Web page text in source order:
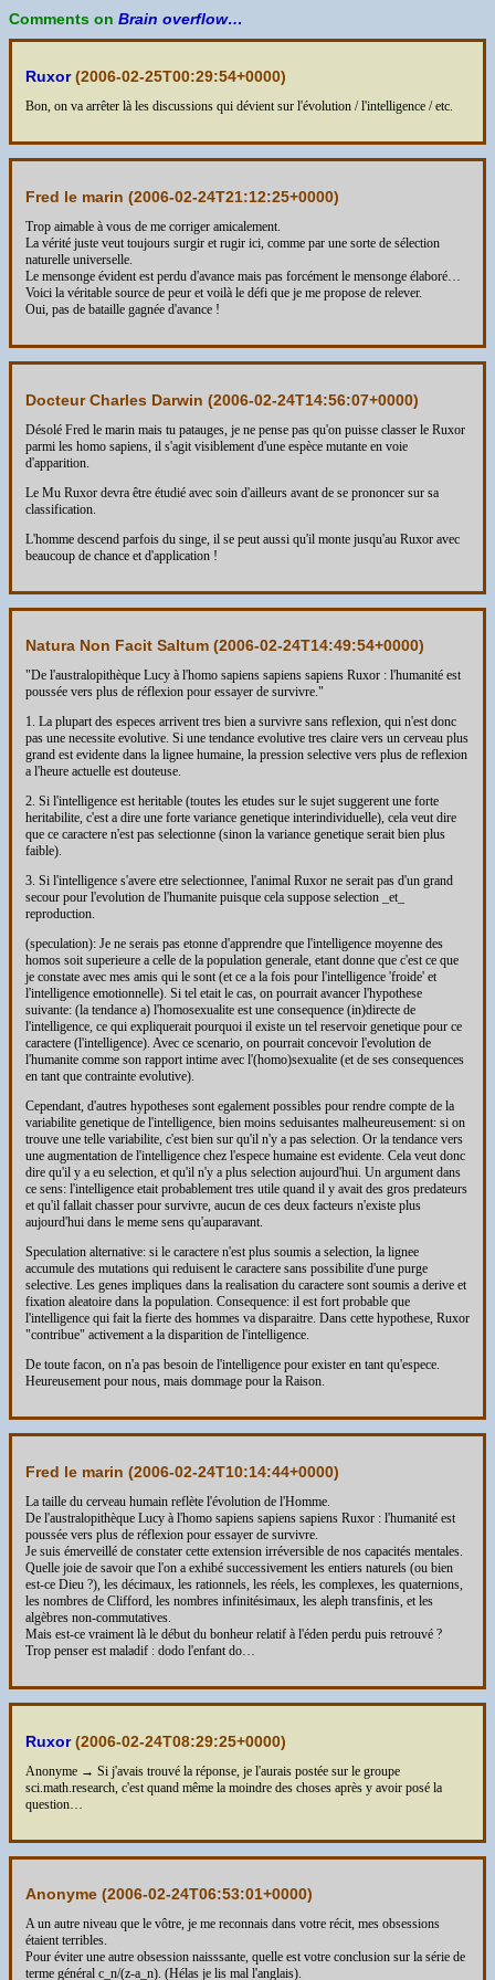
Comments on Brain overflow…
Ruxor(2006-02-25T00:29:54+0000)
Bon, on va arrêter là les discussions qui dévient sur l'évolution / l'intelligence / etc.
Fred le marin (2006-02-24T21:12:25+0000)
Trop aimable à vous de me corriger amicalement.
La vérité juste veut toujours surgir et rugir ici, comme par une sorte de sélection
naturelle universelle.
Le mensonge évident est perdu d'avance mais pas forcément le mensonge élaboré…
Voici la véritable source de peur et voilà le défi que je me propose de relever.
Oui, pas de bataille gagnée d'avance !
Docteur Charles Darwin (2006-02-24T14:56:07+0000)
Désolé Fred le marin mais tu patauges, je ne pense pas qu'on puisse classer le Ruxor
parmi les homo sapiens, il s'agit visiblement d'une espèce mutante en voie
d'apparition.
Le Mu Ruxor devra être étudié avec soin d'ailleurs avant de se prononcer sur sa
classification.
L'homme descend parfois du singe, il se peut aussi qu'il monte jusqu'au Ruxor avec
beaucoup de chance et d'application !
Natura Non Facit Saltum (2006-02-24T14:49:54+0000)
"De l'australopithèque Lucy à l'homo sapiens sapiens sapiens Ruxor : l'humanité est
poussée vers plus de réflexion pour essayer de survivre."
1. La plupart des especes arrivent tres bien a survivre sans reflexion, qui n'est donc
pas une necessite evolutive. Si une tendance evolutive tres claire vers un cerveau plus
grand est evidente dans la lignee humaine, la pression selective vers plus de reflexion
a l'heure actuelle est douteuse.
2. Si l'intelligence est heritable (toutes les etudes sur le sujet suggerent une forte
heritabilite, c'est a dire une forte variance genetique interindividuelle), cela veut dire
que ce caractere n'est pas selectionne (sinon la variance genetique serait bien plus
faible).
3. Si l'intelligence s'avere etre selectionnee, l'animal Ruxor ne serait pas d'un grand
secour pour l'evolution de l'humanite puisque cela suppose selection _et_
reproduction.
(speculation): Je ne serais pas etonne d'apprendre que l'intelligence moyenne des
homos soit superieure a celle de la population generale, etant donne que c'est ce que
je constate avec mes amis qui le sont (et ce a la fois pour l'intelligence 'froide' et
l'intelligence emotionnelle). Si tel etait le cas, on pourrait avancer l'hypothese
suivante: (la tendance a) l'homosexualite est une consequence (in)directe de
l'intelligence, ce qui expliquerait pourquoi il existe un tel reservoir genetique pour ce
caractere (l'intelligence). Avec ce scenario, on pourrait concevoir l'evolution de
l'humanite comme son rapport intime avec l'(homo)sexualite (et de ses consequences
en tant que contrainte evolutive).
Cependant, d'autres hypotheses sont egalement possibles pour rendre compte de la
variabilite genetique de l'intelligence, bien moins seduisantes malheureusement: si on
trouve une telle variabilite, c'est bien sur qu'il n'y a pas selection. Or la tendance vers
une augmentation de l'intelligence chez l'espece humaine est evidente. Cela veut donc
dire qu'il y a eu selection, et qu'il n'y a plus selection aujourd'hui. Un argument dans
ce sens: l'intelligence etait probablement tres utile quand il y avait des gros predateurs
et qu'il fallait chasser pour survivre, aucun de ces deux facteurs n'existe plus
aujourd'hui dans le meme sens qu'auparavant.
Speculation alternative: si le caractere n'est plus soumis a selection, la lignee
accumule des mutations qui reduisent le caractere sans possibilite d'une purge
selective. Les genes impliques dans la realisation du caractere sont soumis a derive et
fixation aleatoire dans la population. Consequence: il est fort probable que
l'intelligence qui fait la fierte des hommes va disparaitre. Dans cette hypothese, Ruxor
"contribue" activement a la disparition de l'intelligence.
De toute facon, on n'a pas besoin de l'intelligence pour exister en tant qu'espece.
Heureusement pour nous, mais dommage pour la Raison.
Fred le marin (2006-02-24T10:14:44+0000)
La taille du cerveau humain reflète l'évolution de l'Homme.
De l'australopithèque Lucy à l'homo sapiens sapiens sapiens Ruxor : l'humanité est
poussée vers plus de réflexion pour essayer de survivre.
Je suis émerveillé de constater cette extension irréversible de nos capacités mentales.
Quelle joie de savoir que l'on a exhibé successivement les entiers naturels (ou bien
est-ce Dieu ?), les décimaux, les rationnels, les réels, les complexes, les quaternions,
les nombres de Clifford, les nombres infinitésimaux, les aleph transfinis, et les
algèbres non-commutatives.
Mais est-ce vraiment là le début du bonheur relatif à l'éden perdu puis retrouvé ?
Trop penser est maladif : dodo l'enfant do…
Ruxor(2006-02-24T08:29:25+0000)
Anonyme → Si j'avais trouvé la réponse, je l'aurais postée sur le groupe
sci.math.research, c'est quand même la moindre des choses après y avoir posé la
question…
Anonyme (2006-02-24T06:53:01+0000)
A un autre niveau que le vôtre, je me reconnais dans votre récit, mes obsessions
étaient terribles.
Pour éviter une autre obsession naisssante, quelle est votre conclusion sur la série de
terme général c_n/(z-a_n). (Hélas je lis mal l'anglais).